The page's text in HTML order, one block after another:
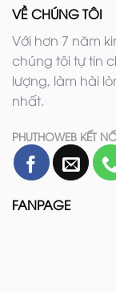
VỀ CHÚNG TÔI
Với hơn 7 năm
chúng tôi tự tin
lượng, làm hài
nhất.
PHUTHOWEB KẾT
FANPAGE